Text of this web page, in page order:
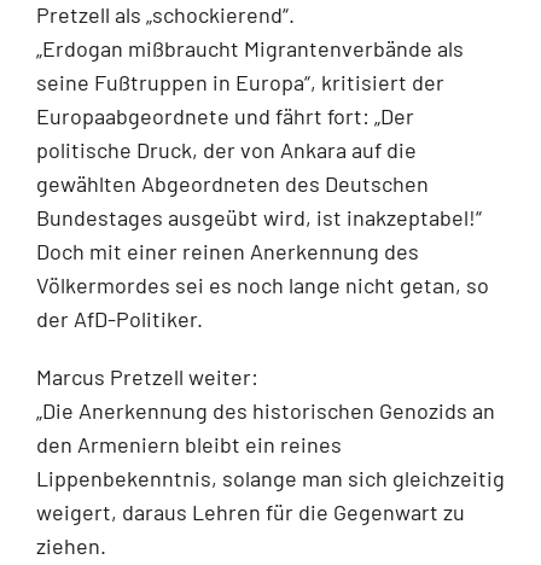
Pretzell als „schockierend“.
„Erdogan mißbraucht Migrantenverbände als
seine Fußtruppen in Europa“, kritisiert der
Europaabgeordnete und fährt fort: „Der
politische Druck, der von Ankara auf die
gewählten Abgeordneten des Deutschen
Bundestages ausgeübt wird, ist inakzeptabel!“
Doch mit einer reinen Anerkennung des
Völkermordes sei es noch lange nicht getan, so
der AfD-Politiker.
Marcus Pretzell weiter:
„Die Anerkennung des historischen Genozids an
den Armeniern bleibt ein reines
Lippenbekenntnis, solange man sich gleichzeitig
weigert, daraus Lehren für die Gegenwart zu
ziehen.